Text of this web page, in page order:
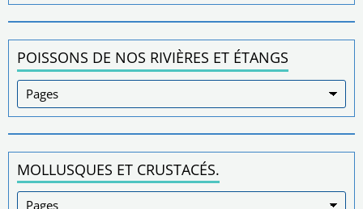
POISSONS DE NOS RIVIÈRES ET ÉTANGS
MOLLUSQUES ET CRUSTACÉS.